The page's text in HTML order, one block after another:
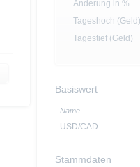
Änderung in %
Tageshoch (Geld)
Tagestief (Geld)
Basiswert
Name
USD/CAD
Stammdaten